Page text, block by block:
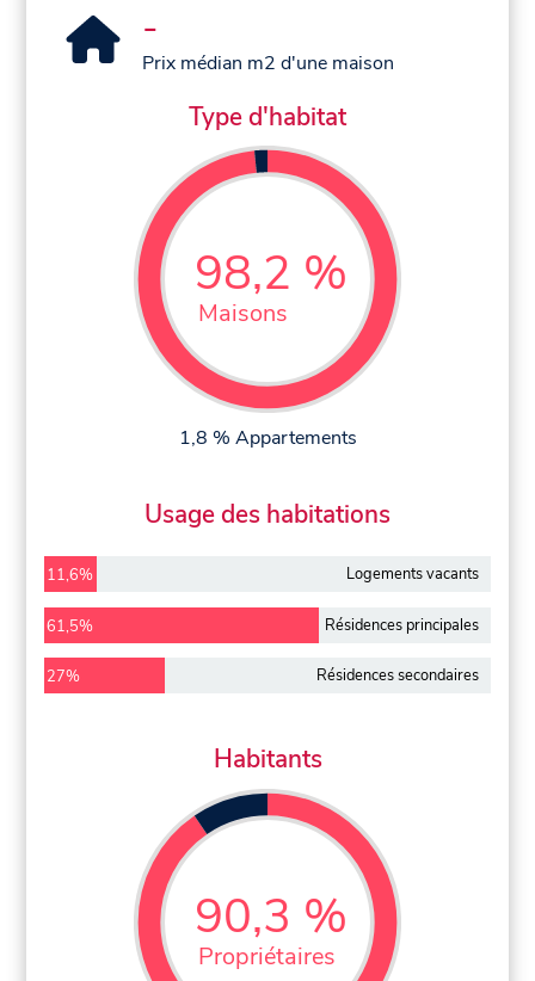
-
Prix médian m2 d'une maison
Type d'habitat
98,2 %
Maisons
1,8 % Appartements
Usage des habitations
11,6% Logements vacants
61,5% Résidences principales
27% Résidences secondaires
Habitants
90,3 %
Propriétaires